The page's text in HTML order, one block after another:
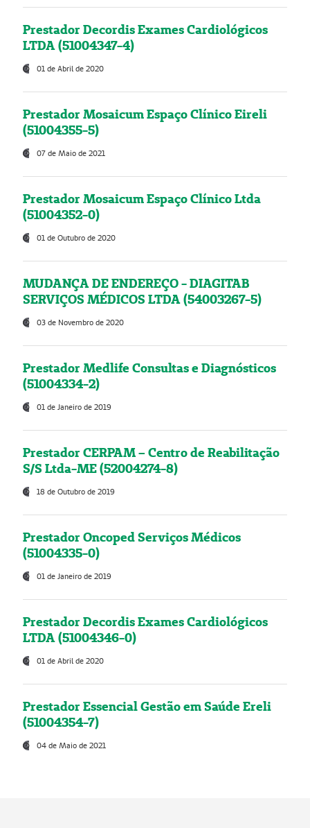
Prestador Decordis Exames Cardiológicos
LTDA (51004347-4)
01 de Abril de 2020
Prestador Mosaicum Espaço Clínico Eireli
(51004355-5)
07 de Maio de 2021
Prestador Mosaicum Espaço Clínico Ltda
(51004352-0)
01 de Outubro de 2020
MUDANÇA DE ENDEREÇO - DIAGITAB
SERVIÇOS MÉDICOS LTDA (54003267-5)
03 de Novembro de 2020
Prestador Medlife Consultas e Diagnósticos
(51004334-2)
01 de Janeiro de 2019
Prestador CERPAM – Centro de Reabilitação
S/S Ltda-ME (52004274-8)
18 de Outubro de 2019
Prestador Oncoped Serviços Médicos
(51004335-0)
01 de Janeiro de 2019
Prestador Decordis Exames Cardiológicos
LTDA (51004346-0)
01 de Abril de 2020
Prestador Essencial Gestão em Saúde Ereli
(51004354-7)
04 de Maio de 2021